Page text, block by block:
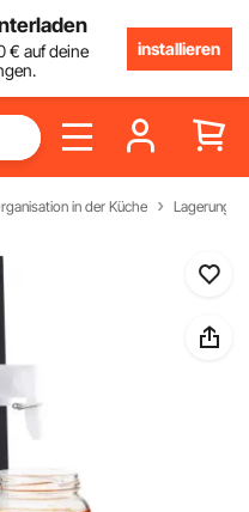
€ auf deine
installieren
in der Küche Lagerung